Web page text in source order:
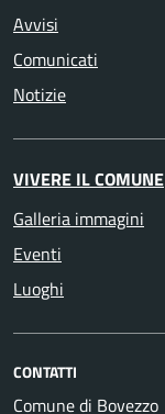
Avvisi
Comunicati
Notizie
VIVERE IL COMUNE
Galleria immagini
Eventi
Luoghi
CONTATTI
Comune di Bovezzo